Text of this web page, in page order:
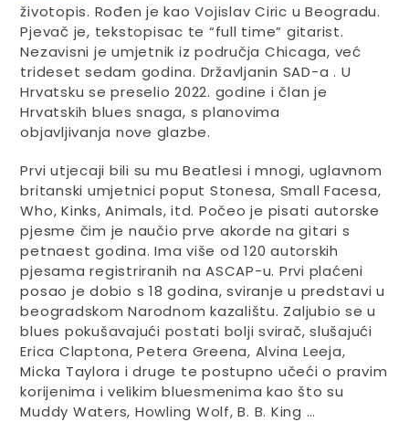
životopis. Rođen je kao Vojislav Ciric u Beogradu.
Pjevač je, tekstopisac te “full time” gitarist.
Nezavisni je umjetnik iz područja Chicaga, već
trideset sedam godina. Državljanin SAD-a . U
Hrvatsku se preselio 2022. godine i član je
Hrvatskih blues snaga, s planovima
objavljivanja nove glazbe.
Prvi utjecaji bili su mu Beatlesi i mnogi, uglavnom
britanski umjetnici poput Stonesa, Small Facesa,
Who, Kinks, Animals, itd. Počeo je pisati autorske
pjesme čim je naučio prve akorde na gitari s
petnaest godina. Ima više od 120 autorskih
pjesama registriranih na ASCAP-u. Prvi plaćeni
posao je dobio s 18 godina, sviranje u predstavi u
beogradskom Narodnom kazalištu. Zaljubio se u
blues pokušavajući postati bolji svirač, slušajući
Erica Claptona, Petera Greena, Alvina Leeja,
Micka Taylora i druge te postupno učeći o pravim
korijenima i velikim bluesmenima kao što su
Muddy Waters, Howling Wolf, B. B. King …